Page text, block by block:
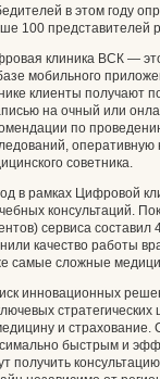
в этом году
100 представителей
клиника ВСК —
мобильного
клиенты получают
на очный или
по
оперативную
советника.
в рамках Цифровой
консультаций.
сервиса
качество работы
самые сложные
инновационных
и
быстрым и
получить